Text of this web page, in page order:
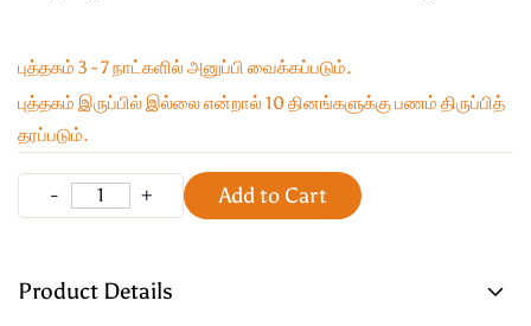
புத்தகம் 3 - 7 நாட்களில் அனுப்பி வைக்கப்படும்.
புத்தகம் இருப்பில் இல்லை என்றால் 10 தினங்களுக்கு பணம் திருப்பித்
தரப்படும்.
Add to Cart
Product Details